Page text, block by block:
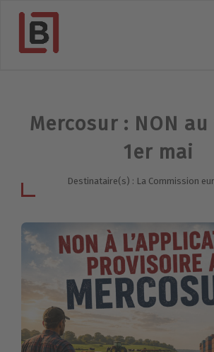
Mercosur : NON
1er mai
Destinataire(s) : La Commission